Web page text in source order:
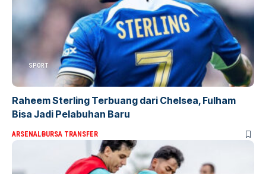
SPORT
Raheem Sterling Terbuang dari Chelsea, Fulham
Bisa Jadi Pelabuhan Baru
ARSENALBURSA TRANSFER